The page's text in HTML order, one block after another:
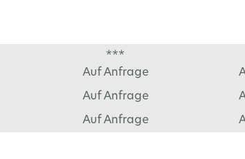
***
Auf Anfrage
Auf Anfrage
Auf Anfrage